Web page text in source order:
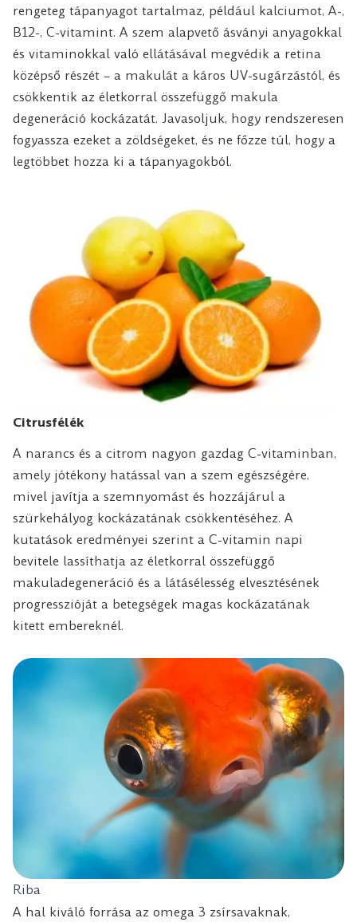
rengeteg tápanyagot tartalmaz, például kalciumot, A-,
B12-, C-vitamint. A szem alapvető ásványi anyagokkal
és vitaminokkal való ellátásával megvédik a retina
középső részét – a makulát a káros UV-sugárzástól, és
csökkentik az életkorral összefüggő makula
degeneráció kockázatát. Javasoljuk, hogy rendszeresen
fogyassza ezeket a zöldségeket, és ne főzze túl, hogy a
legtöbbet hozza ki a tápanyagokból.
Citrusfélék
A narancs és a citrom nagyon gazdag C-vitaminban,
amely jótékony hatással van a szem egészségére,
mivel javítja a szemnyomást és hozzájárul a
szürkehályog kockázatának csökkentéséhez. A
kutatások eredményei szerint a C-vitamin napi
bevitele lassíthatja az életkorral összefüggő
makuladegeneráció és a látásélesség elvesztésének
progresszióját a betegségek magas kockázatának
kitett embereknél.
Riba
A hal kiváló forrása az omega 3 zsírsavaknak,